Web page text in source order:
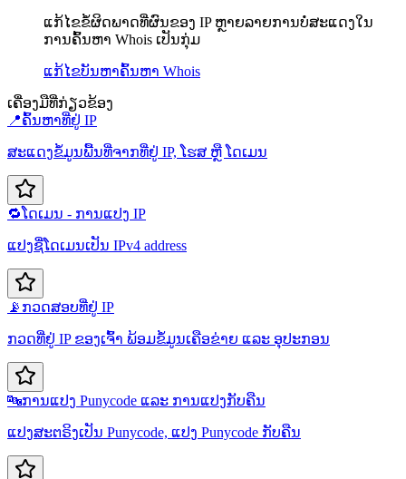
ແກ້ໄຂຂໍ້ຜິດພາດທີ່ຜົນຂອງ IP ຫຼາຍລາຍການບໍ່ສະແດງໃນ
ການຄົ້ນຫາ Whois ເປັນກຸ່ມ
ແກ້ໄຂບັນຫາຄົ້ນຫາ Whois
ເຄື່ອງມືທີ່ກ່ຽວຂ້ອງ
📍ຄົ້ນຫາທີ່ຢູ່ IP
ສະແດງຂໍ້ມູນພື້ນທີ່ຈາກທີ່ຢູ່ IP, ໂຮສ ຫຼື ໂດເມນ
🔁ໂດເມນ - ການແປງ IP
ແປງຊື່ໂດເມນເປັນ IPv4 address
📡 ກວດສອບທີ່ຢູ່ IP
ກວດທີ່ຢູ່ IP ຂອງເຈົ້າ ພ້ອມຂໍ້ມູນເຄືອຂ່າຍ ແລະ ອຸປະກອນ
🔤ການແປງ Punycode ແລະ ການແປງກັບຄືນ
ແປງສະຕຣິງເປັນ Punycode, ແປງ Punycode ກັບຄືນ